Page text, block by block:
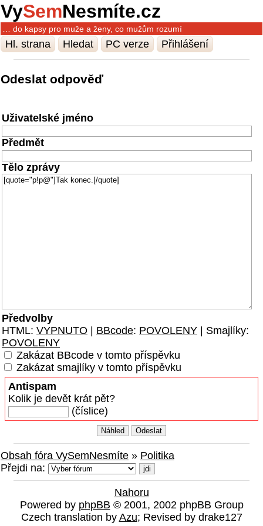
VySemNesmíte.cz
… do kapsy pro muže a ženy, co mužům rozumí
Hl. strana Hledat PC verze Přihlášení
Odeslat odpověď
Uživatelské jméno
Předmět
Tělo zprávy
Předvolby
HTML: VYPNUTO BBcode: POVOLENY | Smajlíky:
POVOLENY
Zakázat BBcode v tomto příspěvku
Zakázat smajlíky v tomto příspěvku
Antispam
Kolik je devět krát pět?
(číslice)
Obsah fóra VySemNesmíte » Politika
Přejdi na:
Nahoru
Powered by phpBB © 2001, 2002 phpBB Group
Czech translation by Azu; Revised by drake127